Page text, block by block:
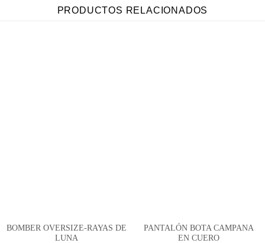
PRODUCTOS RELACIONADOS
BOMBER OVERSIZE-RAYAS DE
LUNA
PANTALÓN BOTA CAMPANA
EN CUERO